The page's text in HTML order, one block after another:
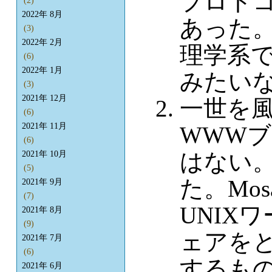
あった
理学系
みたい
一世を
WWW
はない
た。
UNIXワ
ェアを
2022年 8月
(3)
2022年 2月
(6)
2022年 1月
(3)
2021年 12月
(6)
2021年 11月
(6)
2021年 10月
(5)
2021年 9月
(7)
2021年 8月
(9)
2021年 7月
(6)
2021年 6月